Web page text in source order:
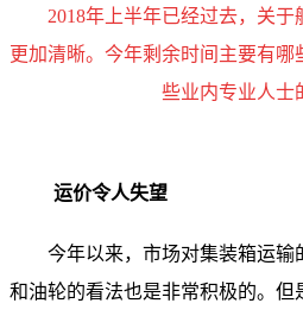
2018年上半年已经过去，关
更加清晰。今年剩余时间主要有
些业内专业人士
运价令人失望
今年以来，市场对集装箱运
和油轮的看法也是非常积极的。但